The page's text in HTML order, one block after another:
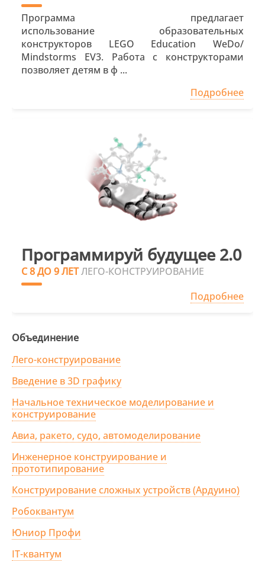
Программа предлагает
использование образовательных
конструкторов LEGO Education WeDo/
Mindstorms EV3. Работа с конструкторами
позволяет детям в ф ...
Подробнее
Программируй будущее 2.0
С 8 ДО 9 ЛЕТЛЕГО-КОНСТРУИРОВАНИЕ
Подробнее
Объединение
Лего-конструирование
Введение в 3D графику
Начальное техническое моделирование и
конструирование
Авиа, ракето, судо, автомоделирование
Инженерное конструирование и
прототипирование
Конструирование сложных устройств (Ардуино)
Робоквантум
Юниор Профи
IT-квантум